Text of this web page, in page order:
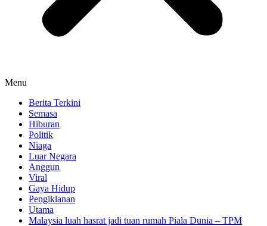
Menu
Berita Terkini
Semasa
Hiburan
Politik
Niaga
Luar Negara
Anggun
Viral
Gaya Hidup
Pengiklanan
Utama
Malaysia luah hasrat jadi tuan rumah Piala Dunia – TPM